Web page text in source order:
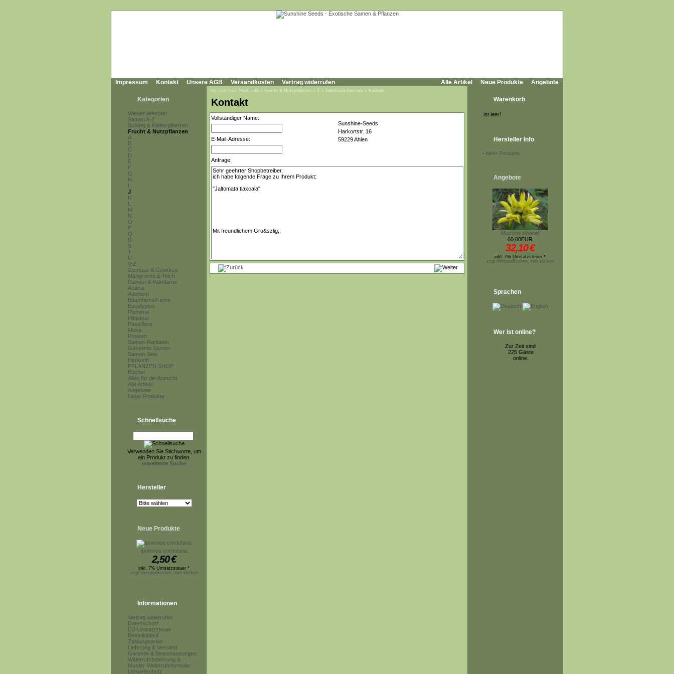
Impressum Kontakt Unsere AGB Versandkosten Vertrag widerrufen Alle Artikel Neue Produkte Angebote
Kategorien
Wieder lieferbar!
Samen A-Z
Schling & Kletterpflanzen
Frucht & Nutzpflanzen
A
B
C
D
E
F
G
H
I
J
K
L
M
N
O
P
Q
R
S
T
U
V-Z
Gemüse & Gewürze
Mangroven & Teich
Palmen & Palmfarne
Acacia
Adenium
Baumfarne/Farne
Eucalyptus
Plumeria
Hibiskus
Passiflora
Musa
Proteen
Samen-Raritäten
Gekeimte Samen
Samen-Sets
Herkunft
PFLANZEN SHOP
Bücher
Alles für die Anzucht
Alle Artikel
Angebote
Neue Produkte
Schnellsuche
Verwenden Sie Stichworte, um
ein Produkt zu finden.
erweiterte Suche
Hersteller
Neue Produkte
Ipomoea cordofana
2,50€
inkl. 7% Umsatzsteuer *
zzgl.Versandkosten, hier klicken
Informationen
Vertrag widerrufen
Datenschutz
EU Umsatzsteuer
Bestellablauf
Zahlungsarten
Lieferung & Versand
Garantie & Beanstandungen
Widerrufsbelehrung &
Muster-Widerrufsformular
Umweltschutz
Sie sind hier: Startseite » Frucht & Nutzpflanzen » J » Jaltomata tlaxcala » Kontakt
Kontakt
Vollständiger Name:
Sunshine-Seeds
Harkortstr. 16
59229 Ahlen
E-Mail-Adresse:
Anfrage:
Warenkorb
ist leer!
Hersteller Info
- Mehr Produkte
Angebote
Mucuna sloanei
60,00EUR
32,10€
inkl. 7% Umsatzsteuer *
zzgl.Versandkosten, hier klicken
Sprachen
Wer ist online?
Zur Zeit sind
225 Gäste
online.